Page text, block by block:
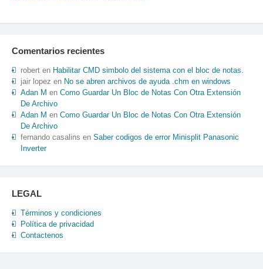
Comentarios recientes
roberten Habilitar CMD simbolo del sistema con el bloc de notas.
jair lopez en No se abren archivos de ayuda .chm en windows
Adan M en Como Guardar Un Bloc de Notas Con Otra Extensión
De Archivo
Adan M en Como Guardar Un Bloc de Notas Con Otra Extensión
De Archivo
fernando casalins en Saber codigos de error Minisplit Panasonic
Inverter
LEGAL
Términos y condiciones
Política de privacidad
Contactenos